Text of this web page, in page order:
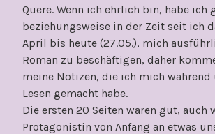
Quere. Wenn ich ehrlich bin, habe ich
beziehungsweise in der Zeit seit ich
April bis heute (27.05.), mich
Roman zu beschäftigen, daher
meine Notizen, die ich mich während
Lesen gemacht habe.
Die ersten 20 Seiten waren gut, auch
Protagonistin von Anfang an etwas